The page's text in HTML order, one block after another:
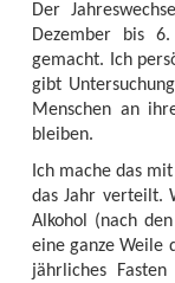
Der
Dezember bis
gemacht. Ich
gibt
Menschen an
bleiben.
Ich mache das
das Jahr verteilt.
Alkohol (nach
eine ganze Weile
jährliches